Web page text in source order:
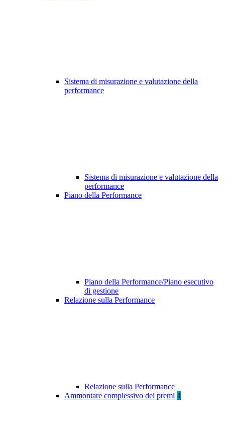
Sistema di misurazione e valutazione della
performance
Sistema di misurazione e valutazione della
performance
Piano della Performance
Piano della Performance/Piano esecutivo
di gestione
Relazione sulla Performance
Relazione sulla Performance
Ammontare complessivo dei premi 4